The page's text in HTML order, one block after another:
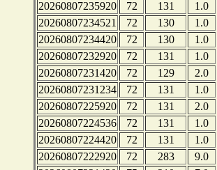
20260807235920
72 131
1.0
20260807234521
72 130
1.0
20260807234420
72 130
1.0
20260807232920
72 131
1.0
20260807231420
72 129
2.0
20260807231234
72 131
1.0
20260807225920
72 131
2.0
20260807224536
72 131
1.0
20260807224420
72 131
1.0
20260807222920
72 283
9.0